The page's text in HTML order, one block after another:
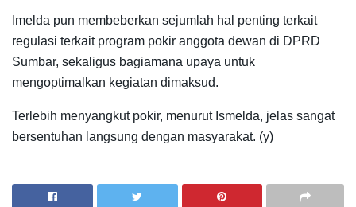
Imelda pun membeberkan sejumlah hal penting terkait
regulasi terkait program pokir anggota dewan di DPRD
Sumbar, sekaligus bagiamana upaya untuk
mengoptimalkan kegiatan dimaksud.
Terlebih menyangkut pokir, menurut Ismelda, jelas sangat
bersentuhan langsung dengan masyarakat. (y)